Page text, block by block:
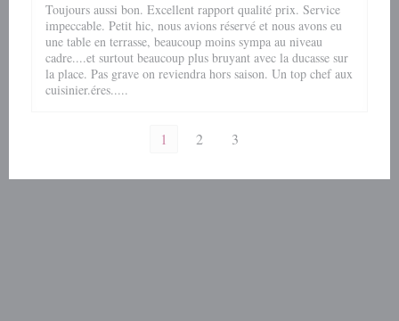
Toujours aussi bon. Excellent rapport qualité prix. Service
impeccable. Petit hic, nous avions réservé et nous avons eu
une table en terrasse, beaucoup moins sympa au niveau
cadre....et surtout beaucoup plus bruyant avec la ducasse sur
la place. Pas grave on reviendra hors saison. Un top chef aux
cuisinier.éres.....
1 2 3